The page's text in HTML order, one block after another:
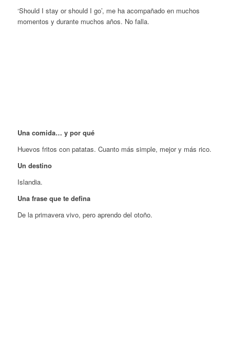
‘Should I stay or should I go’, me ha acompañado en muchos
momentos y durante muchos años. No falla.
Una comida… y por qué
Huevos fritos con patatas. Cuanto más simple, mejor y más rico.
Un destino
Islandia.
Una frase que te defina
De la primavera vivo, pero aprendo del otoño.